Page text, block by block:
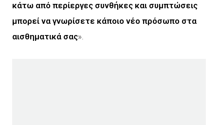
κάτω από περίεργες συνθήκες και συμπτώσεις
μπορεί να γνωρίσετε κάποιο νέο πρόσωπο στα
αισθηματικά σας».